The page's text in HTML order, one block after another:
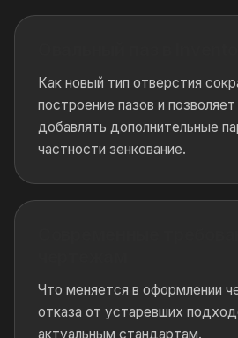
Как новый тип отверстия
построение пазов и
добавлять дополнительные
частности зенкование.
Что меняется в оформлении
отказа от устаревших
актуальным стандартам.